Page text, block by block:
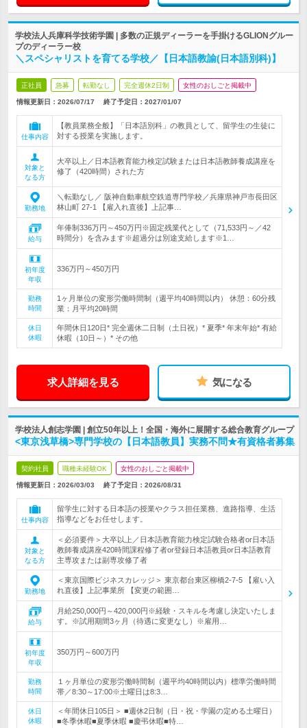
学校法人兵庫科学技術学園 | 多数の正規ディーラーを手掛けるGLIONグルー
プのディーラー校
＼スペシャリストを育てる学校／【日本語教諭(日本語別科)】
正社員 急募 転勤なし 完全週休2日制 女性のおしごと掲載中
情報更新日：2026/07/17 終了予定日： 2027/01/07
仕事内容
【教員業務全般】「日本語別科」の教員として、留学生の生徒に
対する授業を実施します。
対象と
なる方
大卒以上／日本語教育能力検定試験または日本語教師養成講座を
修了（420時間）された方
勤務地
＼転勤なし／ 阪神自動車航空鉄道専門学校／兵庫県神戸市長田区
林山町 27-1 【雇入れ直後】上記事…
給与
年俸制336万円～450万円※固定残業代として（71,533円～／42
時間分）を含みます※超過分は別途支給します※1…
初年度
年収
336万円～450万円
勤務
時間
1ヶ月単位の変形労働時間制（週平均40時間以内） 休憩：60分残
業：月平均20時間
休日
休暇
年間休日120日* 完全週休二日制（土日祝）* 夏季* 年末年始* 有給
休暇（10日～）* その他
求人詳細を見る 気になる
学校法人創志学園 | 創立50年以上！全国・海外に展開する総合教育グループ
<東京浅草橋>専門学校の【日本語教員】実務不問★有資格者募集
契約社員 職種未経験OK 女性のおしごと掲載中
情報更新日：2026/03/03 終了予定日： 2026/08/31
仕事内容
留学生に対する日本語の授業やクラス担任業務、進路指導、生活
指導などをお任せします。
対象と
なる方
＜必須要件＞大卒以上／日本語教育能力検定試験合格者or日本語
教師養成講座420時間課程修了者or登録日本語教員or日本語教育
主専攻または副専攻修了者
勤務地
＜東京国際ビジネスカレッジ＞ 東京都台東区柳橋2-7-5 【雇い入
れ直後】上記事業所 【変更の範囲…
給与
月給250,000円～420,000円※経験・スキルを考慮し決定いたしま
す。※試用期間3ヶ月（待遇に変更なし）※雇用…
初年度
年収
350万円～600万円
勤務
時間
１ヶ月単位の変形労働時間制（週平均40時間以内）標準労働時間
帯／8:30～17:00※土曜日は8:3…
休日
休暇
＜年間休日105日＞ ■週休2日制（日・祝・学園の定める土曜日）
■冬季休暇■夏季休暇 ■慶弔休暇■特…